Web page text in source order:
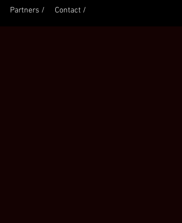
Partners / Contact /